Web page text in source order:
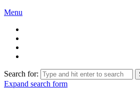
Menu
Search for:
Expand search form